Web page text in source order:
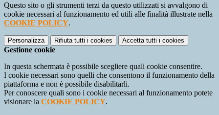
Questo sito o gli strumenti terzi da questo utilizzati si avvalgono di
cookie necessari al funzionamento ed utili alle finalità illustrate nella
COOKIE POLICY.
Personalizza Rifiuta tutti i cookies Accetta tutti i cookies
Gestione cookie
In questa schermata è possibile scegliere quali cookie consentire.
I cookie necessari sono quelli che consentono il funzionamento della
piattaforma e non è possibile disabilitarli.
Per conoscere quali sono i cookie necessari al funzionamento potete
visionare la COOKIE POLICY.